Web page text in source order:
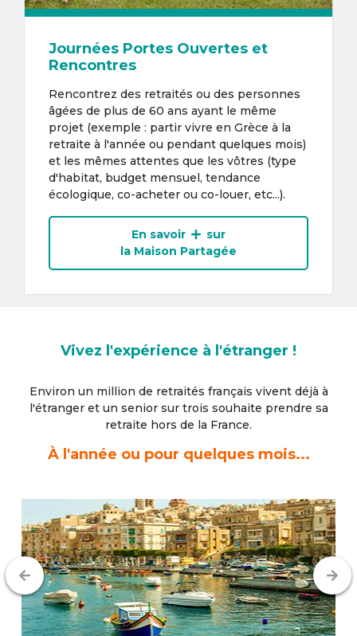
Journées Portes Ouvertes et
Rencontres
Rencontrez des retraités ou des personnes
âgées de plus de 60 ans ayant le même
projet (exemple : partir vivre en Grèce à la
retraite à l'année ou pendant quelques mois)
et les mêmes attentes que les vôtres (type
d'habitat, budget mensuel, tendance
écologique, co-acheter ou co-louer, etc...).
En savoir
sur
la Maison Partagée
Vivez l'expérience à l'étranger !
Environ un million de retraités français vivent déjà à
l'étrangeret un senior sur trois souhaite prendre sa
retraite hors de la France.
À l'année ou pour quelques mois...